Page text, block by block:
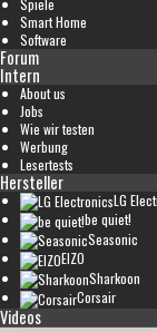
Smart Home
Software
Forum
Intern
About us
Jobs
Wie wir testen
Werbung
Lesertests
Hersteller
LG
be quiet!
Seasonic
EIZO
Sharkoon
Corsair
Videos